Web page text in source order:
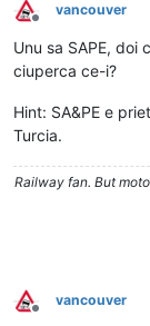
Deconectat
vancouver
Unu sa SAPE, doi
ciuperca ce-i?
Hint: SA&PE e
Turcia.
Railway fan. But
Deconectat
vancouver